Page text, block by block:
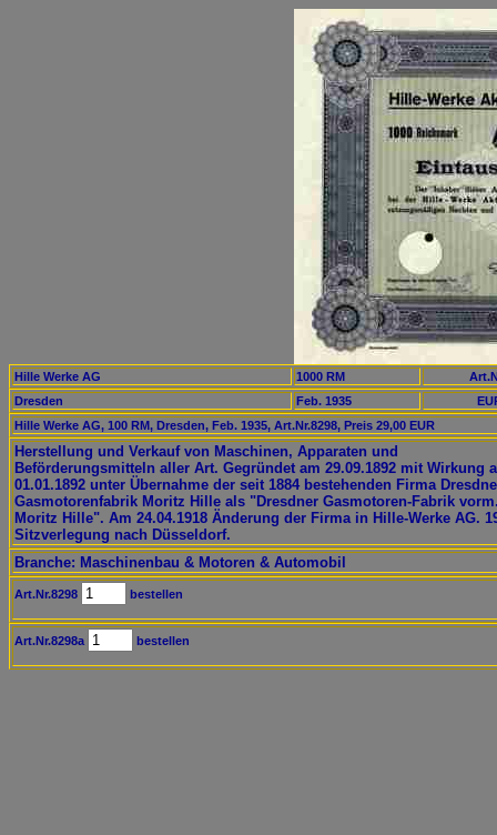
Hille Werke AG 1000 RM
Dresden
Feb. 1935
Hille Werke AG, 100 RM, Dresden, Feb. 1935, Art.Nr.8298, Preis 29,00 EUR
Herstellung und Verkauf von Maschinen, Apparaten und
Beförderungsmitteln aller Art. Gegründet am 29.09.1892 mit Wirkung
01.01.1892 unter Übernahme der seit 1884 bestehenden Firma
Gasmotorenfabrik Moritz Hille als "Dresdner Gasmotoren-Fabrik
Moritz Hille". Am 24.04.1918 Änderung der Firma in Hille-Werke AG.
Sitzverlegung nach Düsseldorf.
Branche: Maschinenbau & Motoren & Automobil
Art.Nr.8298 bestellen
Art.Nr.8298a bestellen